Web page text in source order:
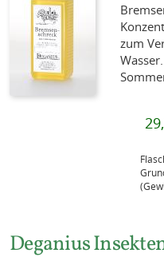
zum
Deganius